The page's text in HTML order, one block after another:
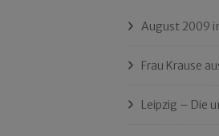
August 2009
Frau Krause
Leipzig – Die